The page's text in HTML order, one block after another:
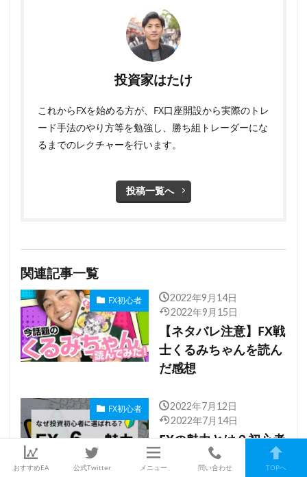
投資家はたけ
これからFXを始める方が、FX口座開設から実際のトレ
ード手法のやり方等を勉強し、勝ち組トレーダーにな
るまでのレクチャーを行います。
投稿一覧へ
関連記事一覧
FX初心者
2022年9月14日
2022年9月15日
【ネタバレ注意】FX戦
士くるみちゃんを読ん
だ感想
FX初心者
2022年7月12日
2022年7月14日
FXの魅力とは？初心者
でもハードルが低い理
おすすめEA 公式Twitter メニュー 問い合わせ TOPへ